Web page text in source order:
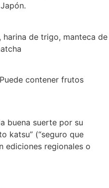
harina de trigo, manteca de
contener frutos
buena suerte por su
katsu” (“seguro que
ediciones regionales o